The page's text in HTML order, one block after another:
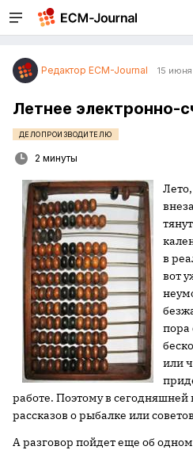
Редактор ECM-Journal 15 июня
Летнее электронно-
ДЕЛОПРОИЗВОДИТЕЛЮ
2 минуты
в
вот
пора
или
работе. Поэтому в сегодняшней
рассказов о рыбалке или
А разговор пойдет еще об